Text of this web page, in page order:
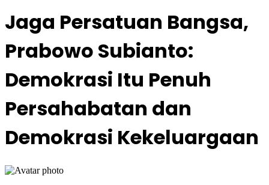
Jaga Persatuan Bangsa,
Prabowo Subianto:
Demokrasi Itu Penuh
Persahabatan dan
Demokrasi Kekeluargaan